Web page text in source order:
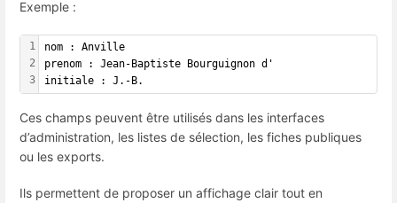
Exemple :
1
2
3
nom : Anville
prenom : Jean-Baptiste Bourguignon d'
initiale : J.-B.
Ces champs peuvent être utilisés dans les interfaces
d’administration, les listes de sélection, les fiches publiques
ou les exports.
Ils permettent de proposer un affichage clair tout en